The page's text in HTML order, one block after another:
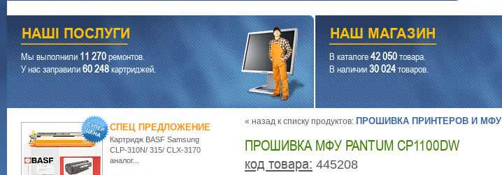
Мы выполнили11 270ремонтов.
У нас заправили60 248картриджей.
В каталоге42 050товара.
В наличии30 024товаров.
« назад к списку продуктов: ПРОШИВКА ПРИНТЕРОВ И МФУ
ПРОШИВКА МФУ PANTUM CP1100DW
код товара: 445208
СПЕЦ ПРЕДЛОЖЕНИЕ
Картридж BASF Samsung
CLP-310N/ 315/ CLX-3170
аналог...